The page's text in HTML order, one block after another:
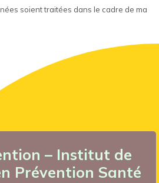
soient traitées dans le cadre de ma
– Institut de
Prévention Santé